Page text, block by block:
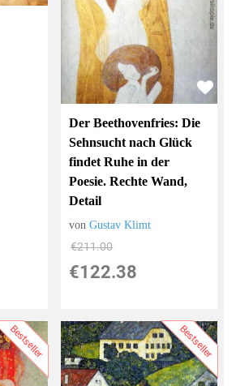
Der Beethovenfries: Die
Sehnsucht nach Glück
findet Ruhe in der
Poesie. Rechte Wand,
Detail
vonGustav Klimt
€211.00
€122.38
Bestseller Bestseller